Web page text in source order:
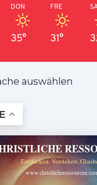
DON
35°
FRE
31°
auswählen
Entdecken. Verstehen.